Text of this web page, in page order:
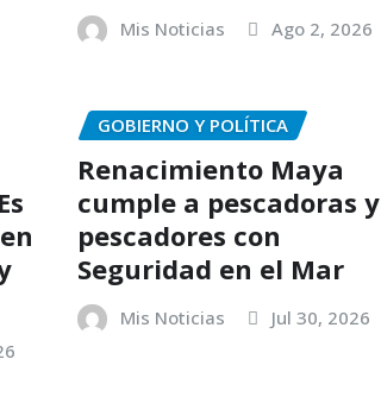
Mis Noticias Ago 2, 2026
GOBIERNO Y POLÍTICA
Renacimiento Maya
cumple a pescadoras y
pescadores con
Seguridad en el Mar
Mis Noticias Jul 30, 2026